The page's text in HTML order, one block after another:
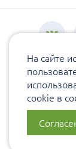
На сайте
cookie в